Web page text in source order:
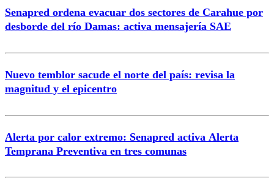
Senapred ordena evacuar dos sectores de Carahue por
desborde del río Damas: activa mensajería SAE
Nuevo temblor sacude el norte del país: revisa la
magnitud y el epicentro
Alerta por calor extremo: Senapred activa Alerta
Temprana Preventiva en tres comunas